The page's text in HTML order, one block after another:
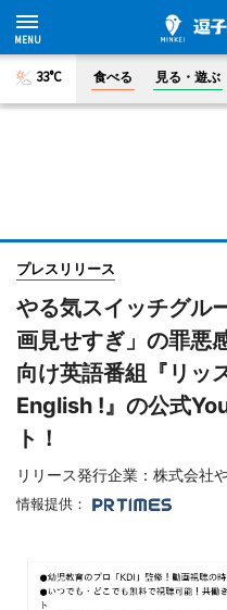
33°C 食べる 見る・遊ぶ
プレスリリース
やる気スイッチグル
画見せすぎ」の罪悪
向け英語番組『リッ
English !』の公式
ト！
リリース発行企業：株式会社
情報提供：